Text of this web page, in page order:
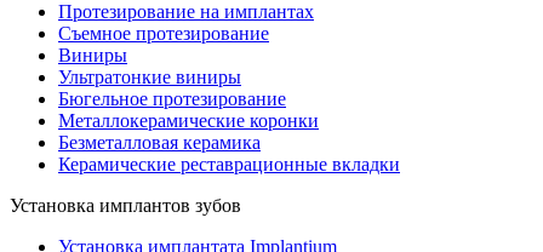
Протезирование на имплантах
Съемное протезирование
Виниры
Ультратонкие виниры
Бюгельное протезирование
Металлокерамические коронки
Безметалловая керамика
Керамические реставрационные вкладки
Установка имплантов зубов
Установка имплантата Implantium